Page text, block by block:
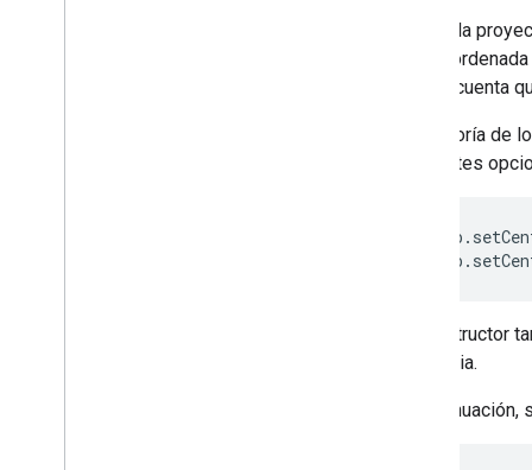
Si bien la
Y, la
Ten en cuenta
La mayoría de
siguientes
El constructor
una copia.
A